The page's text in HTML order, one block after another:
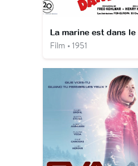
Film • 1951